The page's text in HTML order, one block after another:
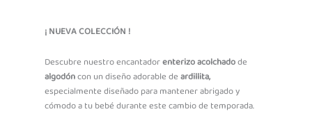
Original
Era:
S/119.90.
Es:
S/83.93.
¡ NUEVA COLECCIÓN !
Descubre nuestro encantadorenterizo acolchadode
algodóncon un diseño adorable deardillita,
especialmente diseñado para mantener abrigado y
cómodo a tu bebé durante este cambio de temporada.